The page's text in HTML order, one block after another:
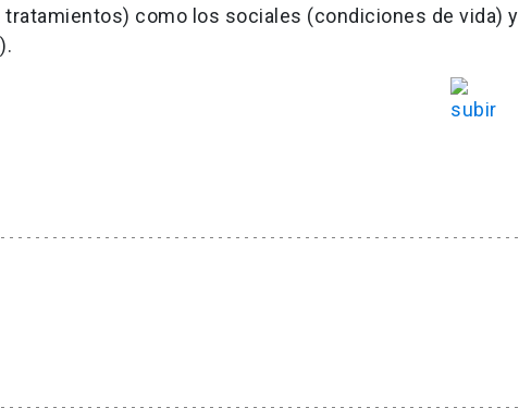
como los sociales (condiciones de vida) y